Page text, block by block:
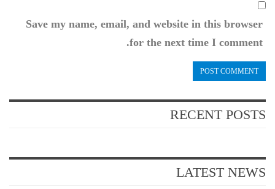
Save my name, email, and website in this browser
for the next time I comment.
RECENT POSTS
LATEST NEWS